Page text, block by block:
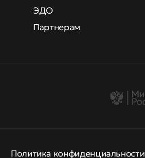
ЭДО
Партнерам
Политика конфиденциальности